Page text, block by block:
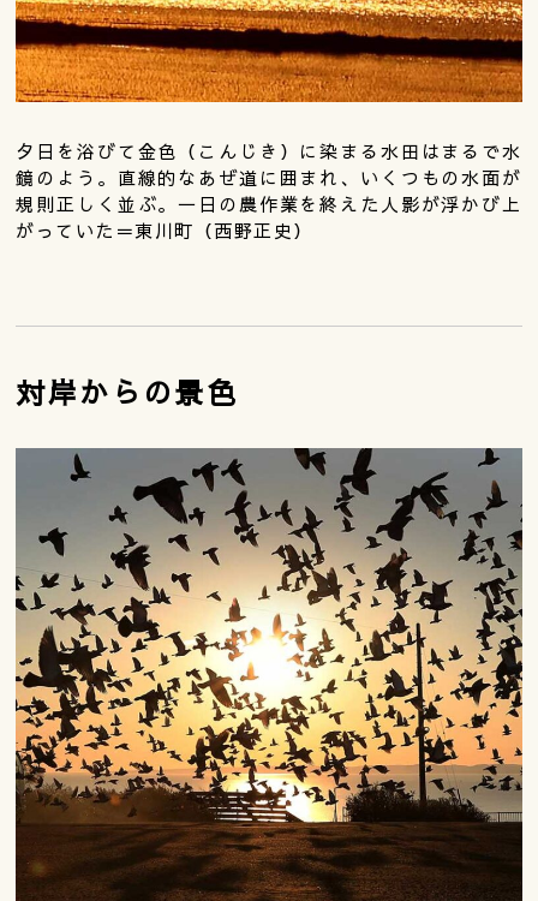
夕日を浴びて金色（こんじき）に染まる水田はまるで水
鏡のよう。直線的なあぜ道に囲まれ、いくつもの水面が
規則正しく並ぶ。一日の農作業を終えた人影が浮かび上
がっていた＝東川町（西野正史）
対岸からの景色